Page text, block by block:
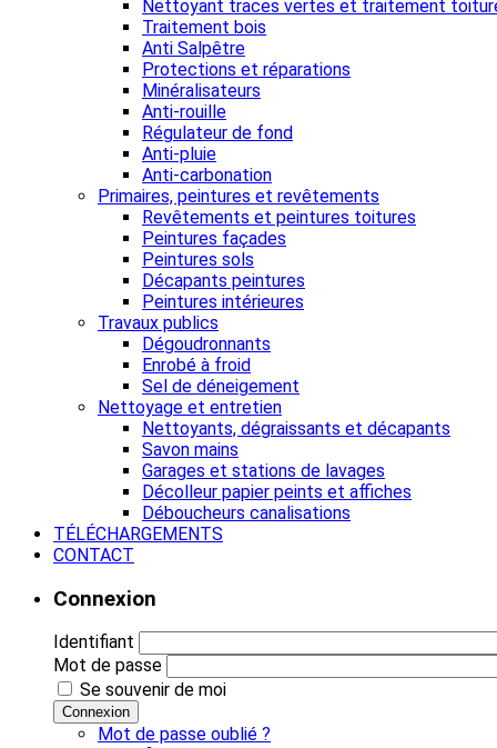
Nettoyant traces vertes et traitement
Traitement bois
Anti Salpêtre
Protections et réparations
Minéralisateurs
Anti-rouille
Régulateur de fond
Anti-pluie
Anti-carbonation
Primaires, peintures et revêtements
Revêtements et peintures toitures
Peintures façades
Peintures sols
Décapants peintures
Peintures intérieures
Travaux publics
Dégoudronnants
Enrobé à froid
Sel de déneigement
Nettoyage et entretien
Nettoyants, dégraissants et décapants
Savon mains
Garages et stations de lavages
Décolleur papier peints et affiches
Déboucheurs canalisations
TÉLÉCHARGEMENTS
CONTACT
Connexion
Identifiant
Mot de passe
Se souvenir de moi
Connexion
Mot de passe oublié ?